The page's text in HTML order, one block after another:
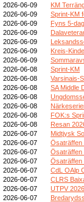
2026-06-09
KM
2026-06-09
Sprint-KM
2026-06-09
Fyns 5-
2026-06-09
2026-06-09
2026-06-09
Kreis-
2026-06-09
2026-06-08
Sprint-KM
2026-06-08
Varsinais-
2026-06-08
SA Middle
2026-06-08
2026-06-08
2026-06-08
FOK:s
2026-06-08
Resan
2026-06-07
Midtjysk
2026-06-07
Ösaträffen
2026-06-07
Ösaträffen
2026-06-07
Ösaträffen
2026-06-07
CdL OAlp
2026-06-07
CLRS
2026-06-07
UTPV 2026
2026-06-07